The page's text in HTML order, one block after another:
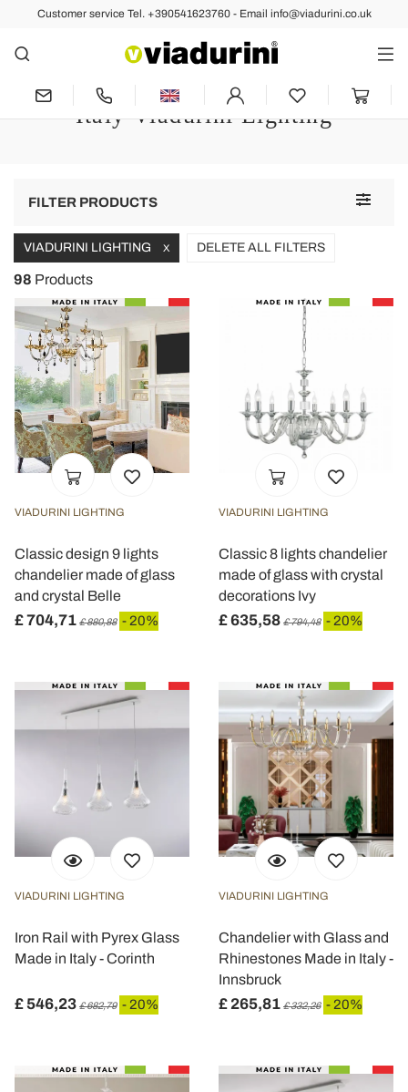
Customer service Tel. +390541623760 - Email info@viadurini.co.uk
Classic Chandelier for Living
Room and Dining Room - Made in
Italy Viadurini Lighting
Toggle
FILTER PRODUCTS
VIADURINI LIGHTING X DELETE ALL FILTERS
98 Products
VIADURINI LIGHTING
Classic design 9 lights
chandelier made of glass
and crystal Belle
£ 704,71 £ 880,88 - 20%
VIADURINI LIGHTING
Classic 8 lights chandelier
made of glass with crystal
decorations Ivy
£ 635,58 £ 794,48 - 20%
VIADURINI LIGHTING
Iron Rail with Pyrex Glass
Made in Italy - Corinth
£ 546,23 £ 682,79 - 20%
VIADURINI LIGHTING
Chandelier with Glass and
Rhinestones Made in Italy -
Innsbruck
£ 265,81 £ 332,26 - 20%